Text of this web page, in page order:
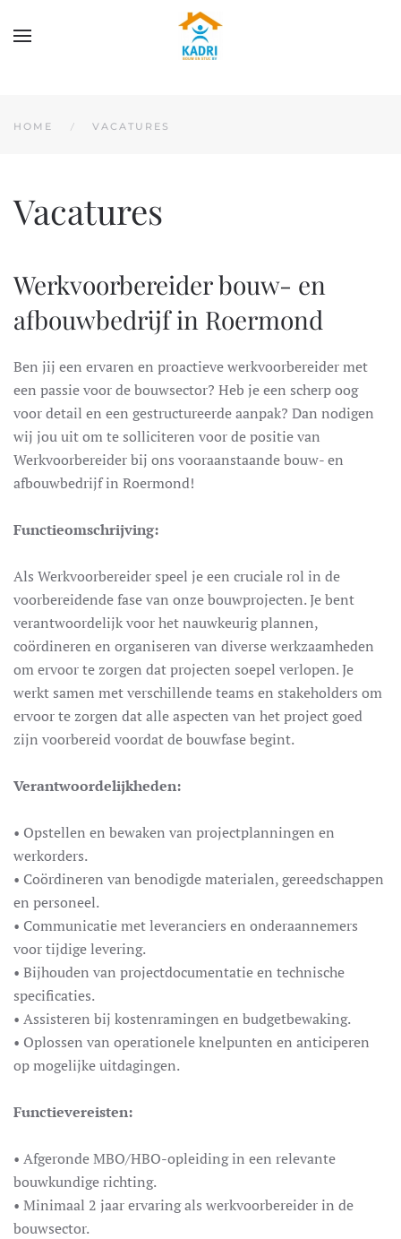
Overslaan en naar de inhoud gaan
HOME VACATURES
Vacatures
Werkvoorbereider bouw- en
afbouwbedrijf in Roermond
Ben jij een ervaren en proactieve werkvoorbereider met
een passie voor de bouwsector? Heb je een scherp oog
voor detail en een gestructureerde aanpak? Dan nodigen
wij jou uit om te solliciteren voor de positie van
Werkvoorbereider bij ons vooraanstaande bouw- en
afbouwbedrijf in Roermond!
Functieomschrijving:
Als Werkvoorbereider speel je een cruciale rol in de
voorbereidende fase van onze bouwprojecten. Je bent
verantwoordelijk voor het nauwkeurig plannen,
coördineren en organiseren van diverse werkzaamheden
om ervoor te zorgen dat projecten soepel verlopen. Je
werkt samen met verschillende teams en stakeholders om
ervoor te zorgen dat alle aspecten van het project goed
zijn voorbereid voordat de bouwfase begint.
Verantwoordelijkheden:
• Opstellen en bewaken van projectplanningen en
werkorders.
• Coördineren van benodigde materialen, gereedschappen
en personeel.
• Communicatie met leveranciers en onderaannemers
voor tijdige levering.
• Bijhouden van projectdocumentatie en technische
specificaties.
• Assisteren bij kostenramingen en budgetbewaking.
• Oplossen van operationele knelpunten en anticiperen
op mogelijke uitdagingen.
Functievereisten:
• Afgeronde MBO/HBO-opleiding in een relevante
bouwkundige richting.
• Minimaal 2 jaar ervaring als werkvoorbereider in de
bouwsector.